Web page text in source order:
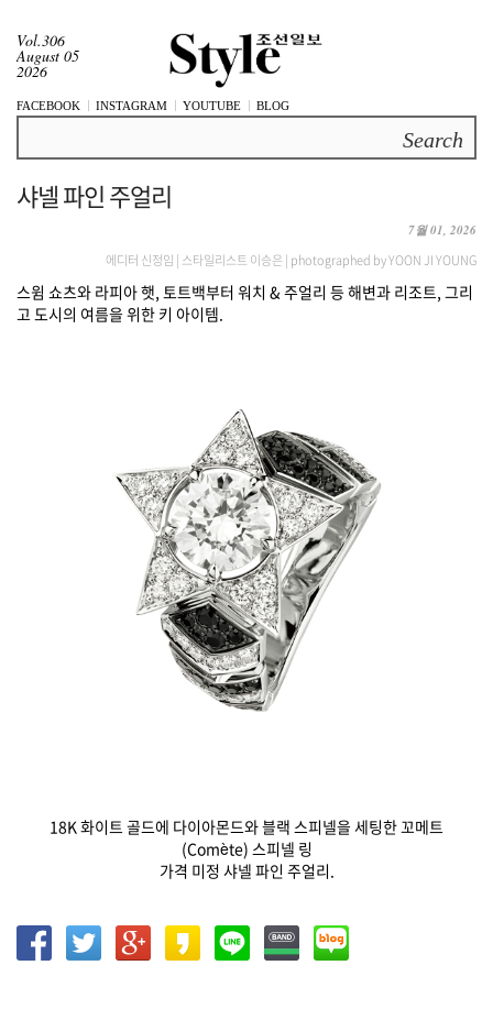
Vol.306
August 05
2026
FACEBOOK INSTAGRAM YOUTUBE BLOG
샤넬 파인 주얼리
7월 01, 2026
에디터 신정임 | 스타일리스트 이승은 | photographed by YOON JI YOUNG
스윔 쇼츠와 라피아 햇, 토트백부터 워치 & 주얼리 등 해변과 리조트, 그리
고 도시의 여름을 위한 키 아이템.
18K 화이트 골드에 다이아몬드와 블랙 스피넬을 세팅한 꼬메트
(Comète) 스피넬 링
가격 미정 샤넬 파인 주얼리.